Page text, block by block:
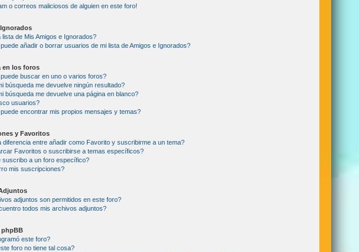
o correos maliciosos de alguien en este foro!
lista de Mis Amigos e Ignorados?
añadir o borrar usuarios de mi lista de Amigos e Ignorados?
en los foros
buscar en uno o varios foros?
búsqueda me devuelve ningún resultado?
búsqueda me devuelve una página en blanco?
usuarios?
encontrar mis propios mensajes y temas?
y Favoritos
diferencia entre añadir como Favorito y suscribirme a un tema?
Favoritos o suscribirse a temas específicos?
suscribo a un foro específico?
mis suscripciones?
adjuntos son permitidos en este foro?
todos mis archivos adjuntos?
phpBB
este foro?
foro no tiene tal cosa?